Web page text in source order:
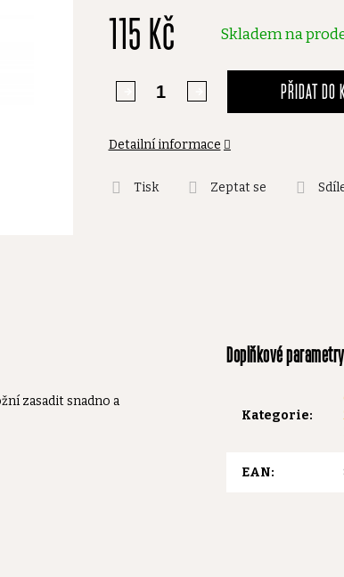
0,0
115 Kč Skladem na
PŘIDAT DO
Detailní informace
Tisk Zeptat se
zasadit snadno a
Doplňkové parametry
Kategorie:
EAN: